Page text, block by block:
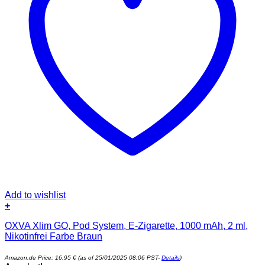
Add to wishlist
+
OXVA Xlim GO, Pod System, E-Zigarette, 1000 mAh, 2 ml,
Nikotinfrei Farbe Braun
Amazon.de Price: 16,95 € (as of 25/01/2025 08:06 PST- Details)